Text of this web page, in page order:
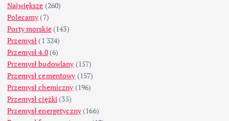
Największe (260)
Polecamy (7)
Porty morskie(143)
Przemysł (1 324)
Przemysł 4.0(6)
Przemysł budowlany (157)
Przemysł cementowy (157)
Przemysł chemiczny (196)
Przemysł ciężki (35)
Przemysł energetyczny (166)